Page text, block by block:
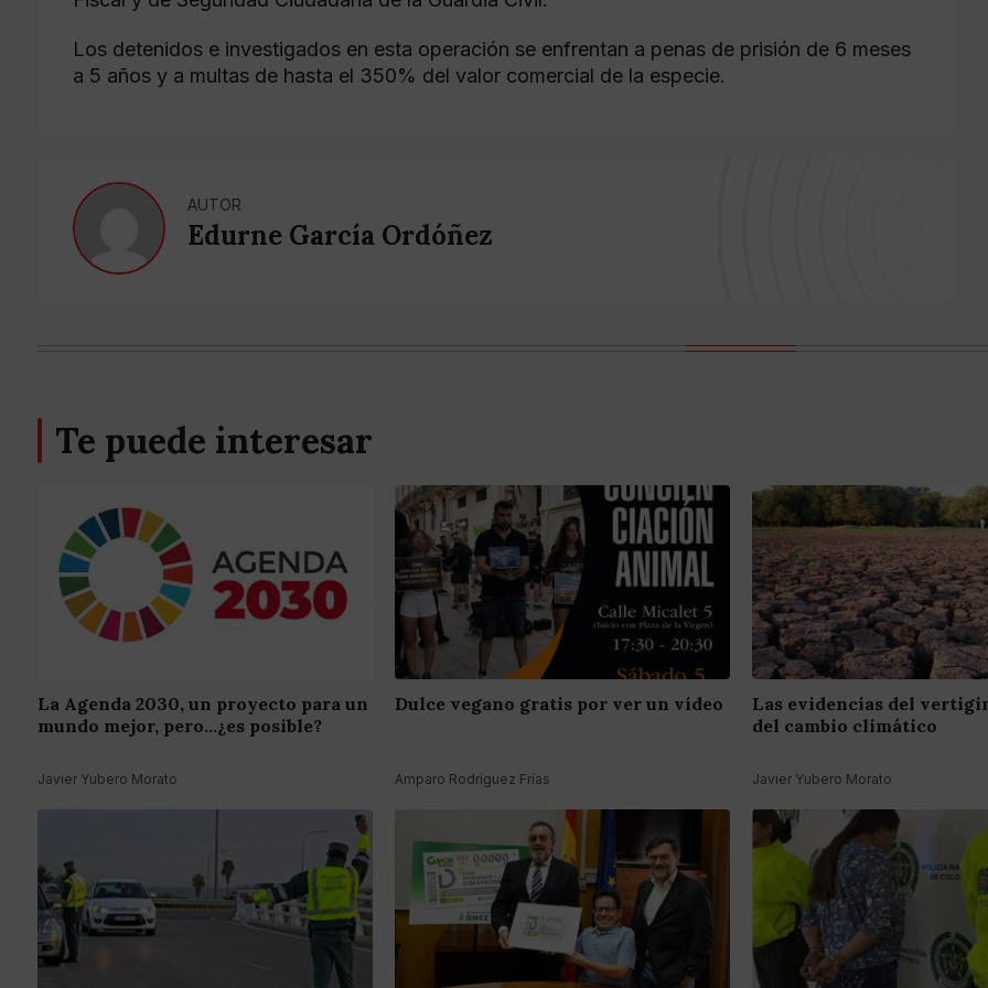
Los detenidos e investigados en esta operación se enfrentan a penas de prisión de 6 meses
a 5 años y a multas de hasta el 350% del valor comercial de la especie.
AUTOR
Edurne García Ordóñez
Te puede interesar
La Agenda 2030, un proyecto para un
mundo mejor, pero...¿es posible?
Javier Yubero Morato
Dulce vegano gratis por ver un vídeo
Amparo Rodríguez Frías
Las evidencias del
del cambio climático
Javier Yubero Morato